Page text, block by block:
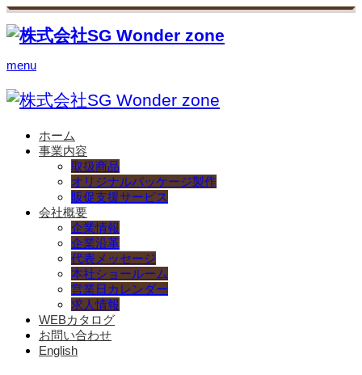
menu
ホーム
事業内容
取扱商品
オリジナルパッケージ製作
販促支援サービス
会社概要
企業情報
企業沿革
代表メッセージ
本社ショールーム
営業日カレンダー
求人情報
WEBカタログ
お問い合わせ
English